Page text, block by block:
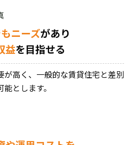
ニーズがあり
益を目指せる
が高く、一般的な賃貸住宅と差別
とします。